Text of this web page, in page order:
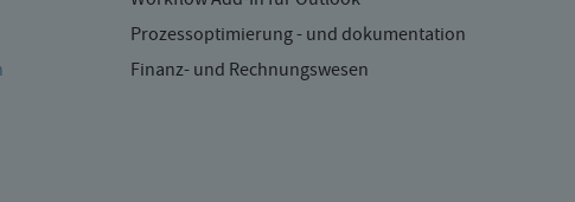
Prozessoptimierung - und dokumentation
Finanz- und Rechnungswesen